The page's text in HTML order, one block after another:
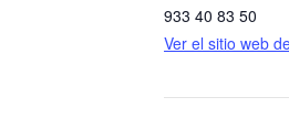
933 40 83 50
Ver el sitio web